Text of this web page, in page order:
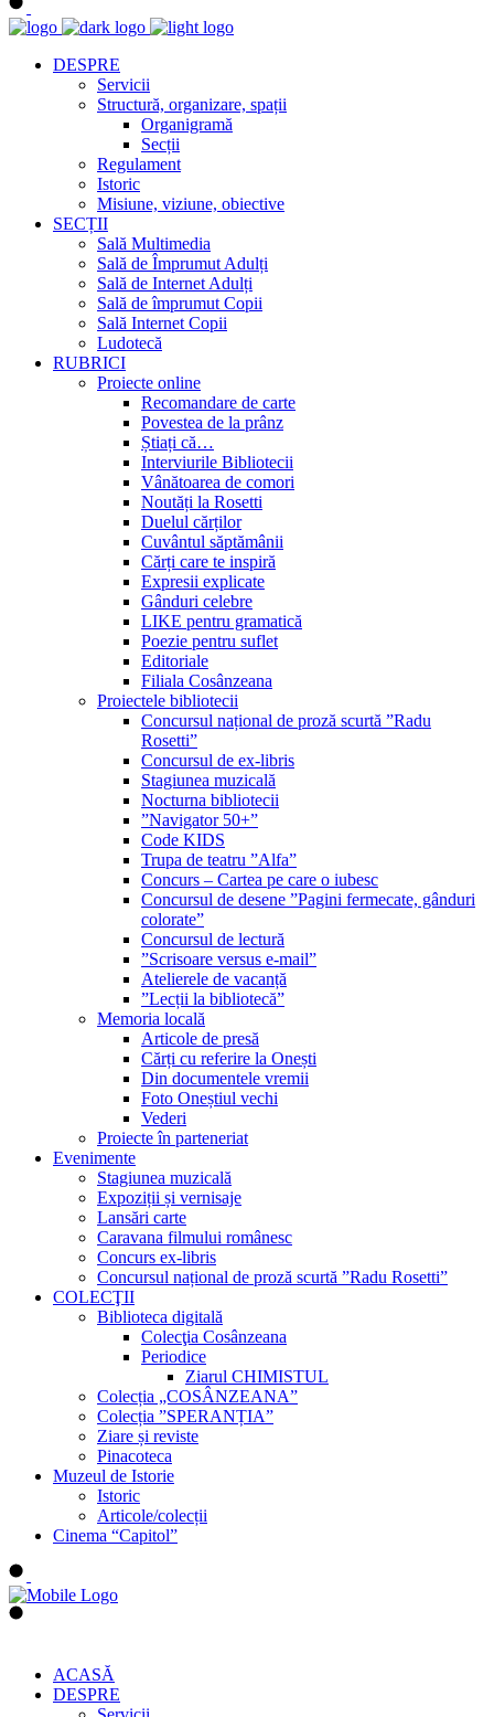
DESPRE
Servicii
Structură, organizare, spații
Organigramă
Secții
Regulament
Istoric
Misiune, viziune, obiective
SECȚII
Sală Multimedia
Sală de Împrumut Adulți
Sală de Internet Adulți
Sală de împrumut Copii
Sală Internet Copii
Ludotecă
RUBRICI
Proiecte online
Recomandare de carte
Povestea de la prânz
Știați că…
Interviurile Bibliotecii
Vânătoarea de comori
Noutăți la Rosetti
Duelul cărților
Cuvântul săptămânii
Cărți care te inspiră
Expresii explicate
Gânduri celebre
LIKE pentru gramatică
Poezie pentru suflet
Editoriale
Filiala Cosânzeana
Proiectele bibliotecii
Concursul național de proză scurtă ”Radu
Rosetti”
Concursul de ex-libris
Stagiunea muzicală
Nocturna bibliotecii
”Navigator 50+”
Code KIDS
Trupa de teatru ”Alfa”
Concurs – Cartea pe care o iubesc
Concursul de desene ”Pagini fermecate, gânduri
colorate”
Concursul de lectură
”Scrisoare versus e-mail”
Atelierele de vacanță
”Lecții la bibliotecă”
Memoria locală
Articole de presă
Cărți cu referire la Onești
Din documentele vremii
Foto Oneștiul vechi
Vederi
Proiecte în parteneriat
Evenimente
Stagiunea muzicală
Expoziții și vernisaje
Lansări carte
Caravana filmului românesc
Concurs ex-libris
Concursul național de proză scurtă ”Radu Rosetti”
COLECŢII
Biblioteca digitală
Colecţia Cosânzeana
Periodice
Ziarul CHIMISTUL
Colecția „COSÂNZEANA”
Colecția ”SPERANȚIA”
Ziare și reviste
Pinacoteca
Muzeul de Istorie
Istoric
Articole/colecții
Cinema “Capitol”
ACASĂ
DESPRE